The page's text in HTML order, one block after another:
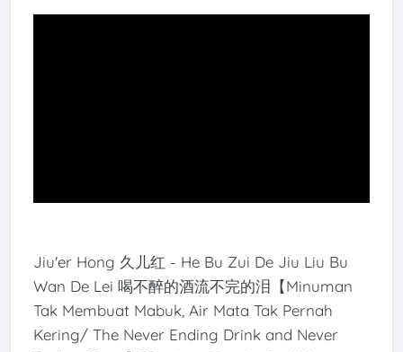
Jiu'er Hong 久儿红 - He Bu Zui De Jiu Liu Bu
Wan De Lei 喝不醉的酒流不完的泪【Minuman
Tak Membuat Mabuk, Air Mata Tak Pernah
Kering/ The Never Ending Drink and Never